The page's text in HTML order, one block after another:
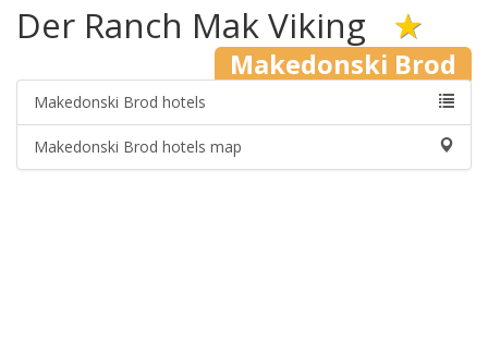
Der Ranch Mak Viking ★
Makedonski Brod
Makedonski Brod hotels
Makedonski Brod hotels map